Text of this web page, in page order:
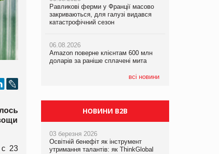
с 23
Равликові ферми у Франції масово
закриваються, для галузі видався
катастрофічний сезон
06.08.2026
Amazon поверне клієнтам 600 млн
доларів за раніше сплачені мита
всі новини
05.08.2026
ТОКЕРИ
Сергій Лісунов про заморожені
Amazon поверне клієнтам 600 млн
доларів за раніше сплачені мита
У Євросоюзі набули чинності нові
правила щодо штучного інтелекту
НОВИНИ B2B
03 березня 2026
Освітній бенефіт як інструмент
утримання талантів: як ThinkGlobal